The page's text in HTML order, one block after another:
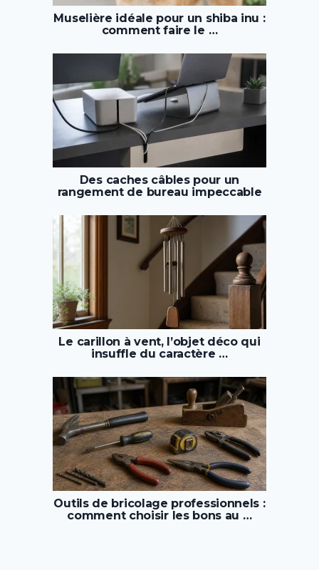
Muselière idéale pour un shiba inu :
comment faire le …
Des caches câbles pour un
rangement de bureau impeccable
Le carillon à vent, l’objet déco qui
insuffle du caractère …
Outils de bricolage professionnels :
comment choisir les bons au …